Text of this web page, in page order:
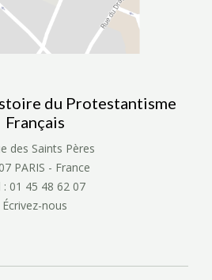
du Protestantisme
Français
des Saints Pères
PARIS - France
: 01 45 48 62 07
Écrivez-nous